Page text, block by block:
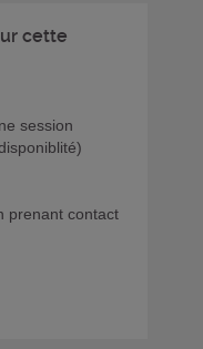
cette
session
prenant contact